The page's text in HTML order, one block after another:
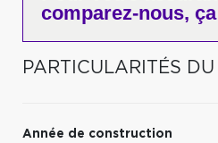
comparez-nous,
PARTICULARITÉS DU
Année de construction